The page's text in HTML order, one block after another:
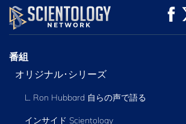
観る
番組
オリジナル･シリーズ
L. Ron Hubbard 自らの声で語る
インサイド Scientology